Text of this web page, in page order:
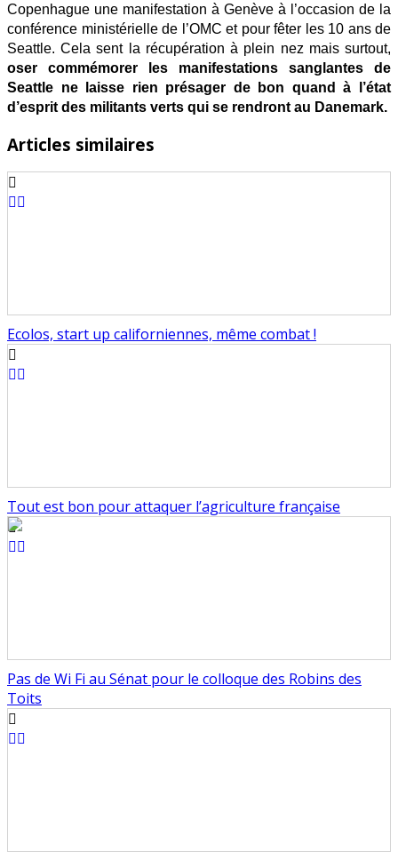
Copenhague une manifestation à Genève à l’occasion de la
conférence ministérielle de l’OMC et pour fêter les 10 ans de
Seattle. Cela sent la récupération à plein nez mais surtout,
oser commémorer les manifestations sanglantes de
Seattle ne laisse rien présager de bon quand à l’état
d’esprit des militants verts qui se rendront au Danemark.
Articles similaires
Ecolos, start up californiennes, même combat !
Tout est bon pour attaquer l’agriculture française
Pas de Wi Fi au Sénat pour le colloque des Robins des
Toits